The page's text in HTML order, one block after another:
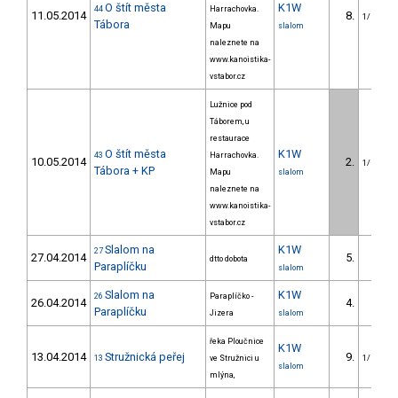
11.05.2014 44 O štít města
Tábora
Harrachovka.
Mapu
naleznete na
www.kanoistika-
vstabor.cz
K1W
slalom
8. 1/U23
10.05.2014 43 O štít města
Tábora + KP
Lužnice pod
Táborem, u
restaurace
Harrachovka.
Mapu
naleznete na
www.kanoistika-
vstabor.cz
K1W
slalom
2. 1/U23
27.04.2014 27 Slalom na
Paraplíčku
dtto dobota
K1W
slalom
5.
26.04.2014 26 Slalom na
Paraplíčku
Paraplíčko -
Jizera
K1W
slalom
4.
13.04.2014 13 Stružnická peřej
řeka Ploučnice
ve Stružnici u
mlýna,
K1W
slalom
9. 1/U23